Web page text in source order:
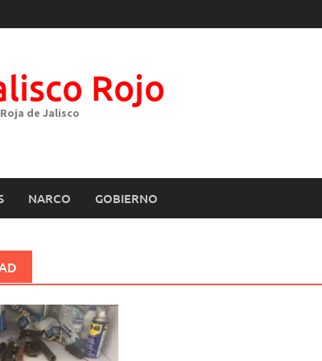
Rojo
de Jalisco
NARCO GOBIERNO